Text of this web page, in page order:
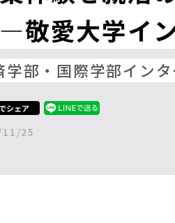
敬愛大学イ
学部・国際学部イン
シェア
25